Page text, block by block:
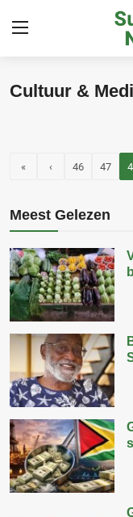
Buitenland
Sport
Deals!
Over
Cultuur &
« ‹ 46 47
Meest Gelezen